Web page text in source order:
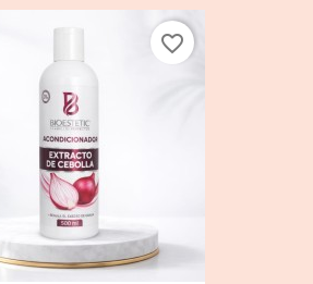
favorite_border